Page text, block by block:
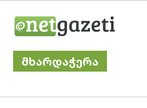
მხარდაჭერა